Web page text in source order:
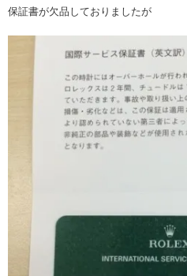
保証書が欠品しておりましたが